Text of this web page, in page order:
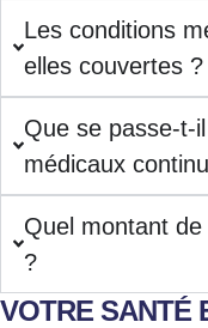
Les conditions
elles couvertes ?
Que se passe-t-
médicaux
Quel montant
?
VOTRE SANTÉ